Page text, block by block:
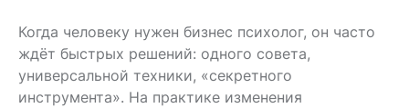
Когда человеку нужен бизнес психолог, он часто
ждёт быстрых решений: одного совета,
универсальной техники, «секретного
инструмента». На практике изменения